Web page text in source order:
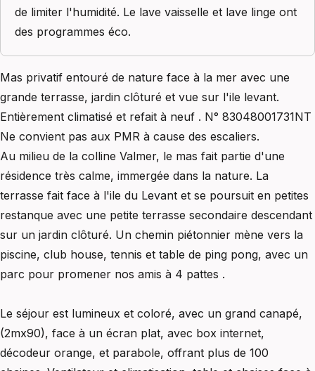
de limiter l'humidité. Le lave vaisselle et lave linge ont
des programmes éco.
Mas privatif entouré de nature face à la mer avec une
grande terrasse, jardin clôturé et vue sur l'ile levant.
Entièrement climatisé et refait à neuf . N° 83048001731NT
Ne convient pas aux PMR à cause des escaliers.
Au milieu de la colline Valmer, le mas fait partie d'une
résidence très calme, immergée dans la nature. La
terrasse fait face à l'ile du Levant et se poursuit en petites
restanque avec une petite terrasse secondaire descendant
sur un jardin clôturé. Un chemin piétonnier mène vers la
piscine, club house, tennis et table de ping pong, avec un
parc pour promener nos amis à 4 pattes .
Le séjour est lumineux et coloré, avec un grand canapé,
(2mx90), face à un écran plat, avec box internet,
décodeur orange, et parabole, offrant plus de 100